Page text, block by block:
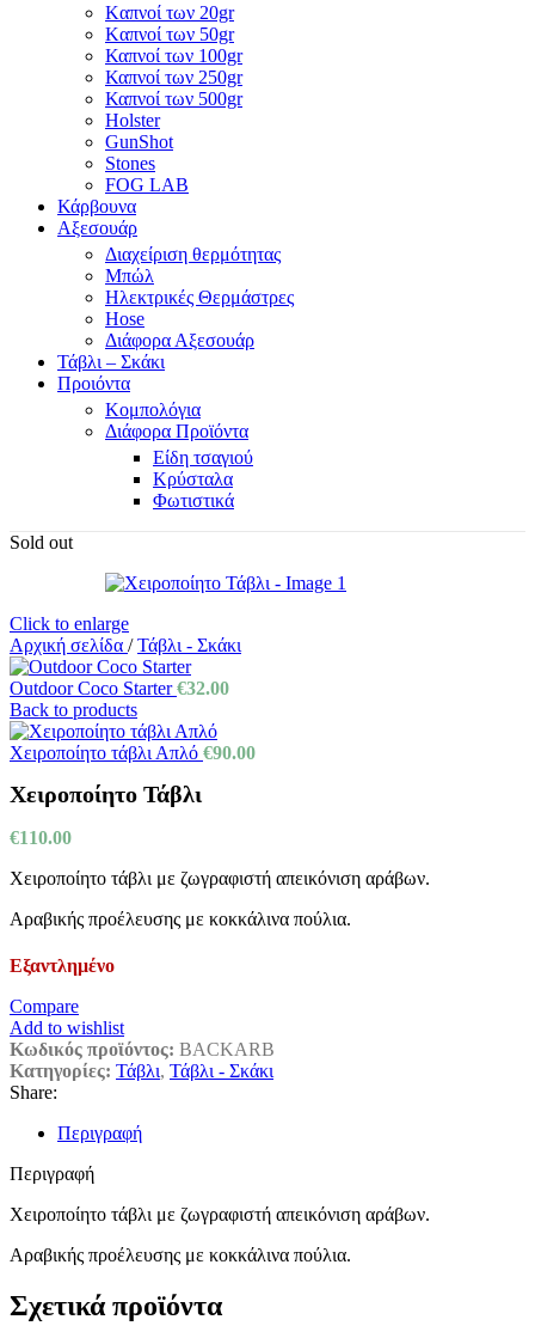
Kαπνοί των 20gr
Kαπνοί των 50gr
Καπνοί των 100gr
Καπνοί των 250gr
Καπνοί των 500gr
Holster
GunShot
Stones
FOG LAB
Κάρβουνα
Αξεσουάρ
Διαχείριση θερμότητας
Μπώλ
Ηλεκτρικές Θερμάστρες
Hose
Διάφορα Αξεσουάρ
Τάβλι – Σκάκι
Προιόντα
Κομπολόγια
Διάφορα Προϊόντα
Είδη τσαγιού
Κρύσταλα
Φωτιστικά
Sold out
Click to enlarge
Αρχική σελίδα / Τάβλι - Σκάκι
Outdoor Coco Starter€32.00
Back to products
Χειροποίητο τάβλι Απλό €90.00
Χειροποίητο Τάβλι
€110.00
Χειροποίητο τάβλι με ζωγραφιστή απεικόνιση αράβων.
Αραβικής προέλευσης με κοκκάλινα πούλια.
Εξαντλημένο
Compare
Add to wishlist
Κωδικός προϊόντος: BACKARB
Κατηγορίες: Τάβλι, Τάβλι - Σκάκι
Share:
Περιγραφή
Περιγραφή
Χειροποίητο τάβλι με ζωγραφιστή απεικόνιση αράβων.
Αραβικής προέλευσης με κοκκάλινα πούλια.
Σχετικά προϊόντα